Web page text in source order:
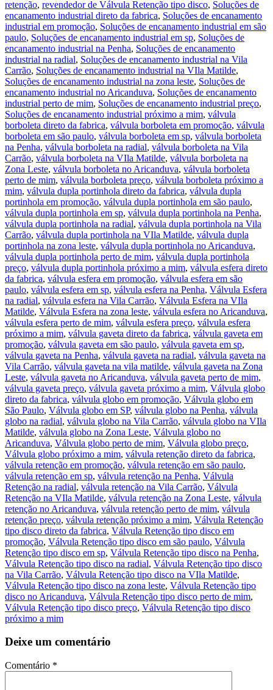
retenção, revendedor de Válvula Retenção tipo disco, Soluções de
encanamento industrial direto da fabrica, Soluções de encanamento
industrial em promoção, Soluções de encanamento industrial em são
paulo, Soluções de encanamento industrial em sp, Soluções de
encanamento industrial na Penha, Soluções de encanamento
industrial na radial, Soluções de encanamento industrial na Vila
Carrão, Soluções de encanamento industrial na VIla Matilde,
Soluções de encanamento industrial na zona leste, Soluções de
encanamento industrial no Aricanduva, Soluções de encanamento
industrial perto de mim, Soluções de encanamento industrial preço,
Soluções de encanamento industrial próximo a mim, válvula
borboleta direto da fabrica, válvula borboleta em promoção, válvula
borboleta em são paulo, válvula borboleta em sp, válvula borboleta
na Penha, válvula borboleta na radial, válvula borboleta na Vila
Carrão, válvula borboleta na VIla Matilde, válvula borboleta na
Zona Leste, válvula borboleta no Aricanduva, válvula borboleta
perto de mim, válvula borboleta preço, válvula borboleta próximo a
mim, válvula dupla portinhola direto da fabrica, válvula dupla
portinhola em promoção, válvula dupla portinhola em são paulo,
válvula dupla portinhola em sp, válvula dupla portinhola na Penha,
válvula dupla portinhola na radial, válvula dupla portinhola na Vila
Carrão, válvula dupla portinhola na VIla Matilde, válvula dupla
portinhola na zona leste, válvula dupla portinhola no Aricanduva,
válvula dupla portinhola perto de mim, válvula dupla portinhola
preço, válvula dupla portinhola próximo a mim, válvula esfera direto
da fabrica, válvula esfera em promoção, válvula esfera em são
paulo, válvula esfera em sp, válvula esfera na Penha, Válvula Esfera
na radial, válvula esfera na Vila Carrão, Válvula Esfera na VIla
Matilde, Válvula Esfera na zona leste, válvula esfera no Aricanduva,
válvula esfera perto de mim, válvula esfera preço, válvula esfera
próximo a mim, válvula gaveta direto da fabrica, válvula gaveta em
promoção, válvula gaveta em são paulo, válvula gaveta em sp,
válvula gaveta na Penha, válvula gaveta na radial, válvula gaveta na
Vila Carrão, válvula gaveta na vila matilde, válvula gaveta na Zona
Leste, válvula gaveta no Aricanduva, válvula gaveta perto de mim,
válvula gaveta preço, válvula gaveta próximo a mim, Válvula globo
direto da fabrica, válvula globo em promoção, Válvula globo em
São Paulo, Válvula globo em SP, válvula globo na Penha, válvula
globo na radial, válvula globo na Vila Carrão, válvula globo na VIla
Matilde, válvula globo na Zona Leste, Válvula globo no
Aricanduva, Válvula globo perto de mim, Válvula globo preço,
Válvula globo próximo a mim, válvula retenção direto da fabrica,
válvula retenção em promoção, válvula retenção em são paulo,
válvula retenção em sp, válvula retenção na Penha, Válvula
Retenção na radial, válvula retenção na Vila Carrão, Válvula
Retenção na VIla Matilde, válvula retenção na Zona Leste, válvula
retenção no Aricanduva, válvula retenção perto de mim, válvula
retenção preço, válvula retenção próximo a mim, Válvula Retenção
tipo disco direto da fabrica, Válvula Retenção tipo disco em
promoção, Válvula Retenção tipo disco em são paulo, Válvula
Retenção tipo disco em sp, Válvula Retenção tipo disco na Penha,
Válvula Retenção tipo disco na radial, Válvula Retenção tipo disco
na Vila Carrão, Válvula Retenção tipo disco na VIla Matilde,
Válvula Retenção tipo disco na zona leste, Válvula Retenção tipo
disco no Aricanduva, Válvula Retenção tipo disco perto de mim,
Válvula Retenção tipo disco preço, Válvula Retenção tipo disco
próximo a mim
Deixe um comentário
Comentário *